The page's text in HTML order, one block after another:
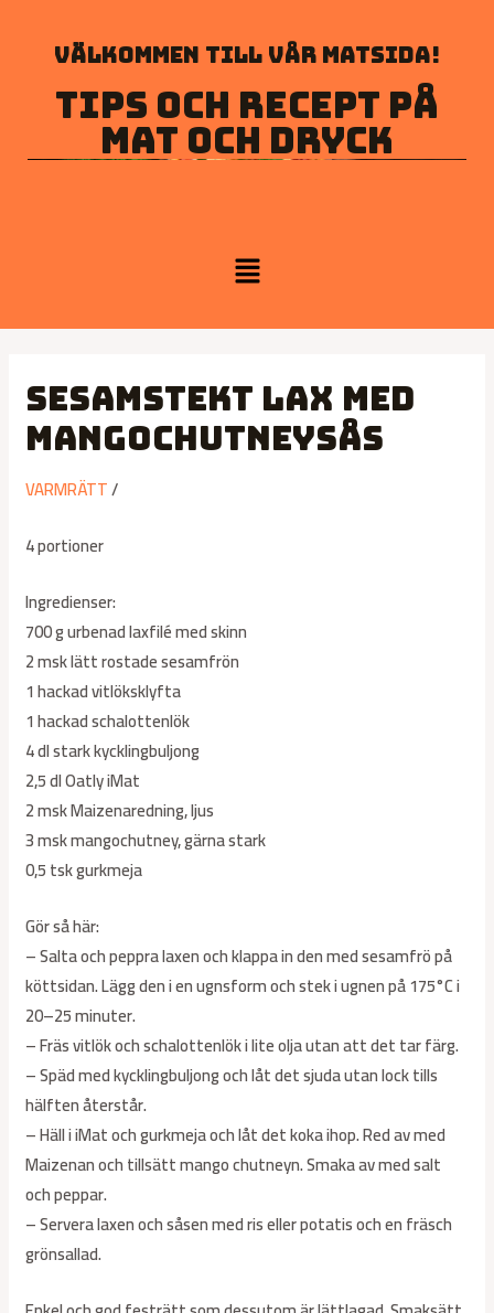
Välkommen till vår matsida!
Tips och recept på
mat och dryck
Sesamstekt lax med
mangochutneysås
VARMRÄTT/
4 portioner
Ingredienser:
700 g urbenad laxfilé med skinn
2 msk lätt rostade sesamfrön
1 hackad vitlöksklyfta
1 hackad schalottenlök
4 dl stark kycklingbuljong
2,5 dl Oatly iMat
2 msk Maizenaredning, ljus
3 msk mangochutney, gärna stark
0,5 tsk gurkmeja
Gör så här:
– Salta och peppra laxen och klappa in den med sesamfrö på
köttsidan. Lägg den i en ugnsform och stek i ugnen på 175°C i
20–25 minuter.
– Fräs vitlök och schalottenlök i lite olja utan att det tar färg.
– Späd med kycklingbuljong och låt det sjuda utan lock tills
hälften återstår.
– Häll i iMat och gurkmeja och låt det koka ihop. Red av med
Maizenan och tillsätt mango chutneyn. Smaka av med salt
och peppar.
– Servera laxen och såsen med ris eller potatis och en fräsch
grönsallad.